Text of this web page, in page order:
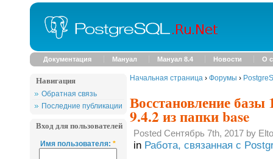
Документация Мануал Мануал 8.4 Новости О
Навигация
Обратная связь
Последние публикации
Вход для пользователей
Имя пользователя:*
Начальная страница› Форумы ›
Восстановление базы
9.4.2 из папки base
Posted Сентябрь 7th, 2017 by
in Работа, связанная с